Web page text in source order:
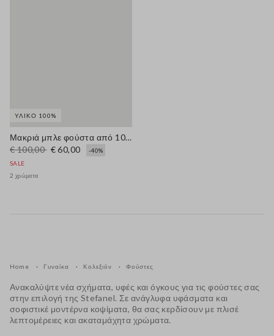
ΥΛΙΚΌ 100%
Μακριά μπλε φούστα από 100% βαμβάκι με μπροντερί ανγκλέζ
€ 100,00 € 60,00
-40%
SALE
2 χρώματα
Home Γυναίκα Κολεξιόν Φούστες
Ανακαλύψτε νέα σχήματα, υφές και όγκους για τις φούστες σας
στην επιλογή της Stefanel. Σε ανάγλυφα υφάσματα και
σοφιστικέ μοντέρνα κοψίματα, θα σας κερδίσουν με πλισέ
λεπτομέρειες και ακαταμάχητα χρώματα.